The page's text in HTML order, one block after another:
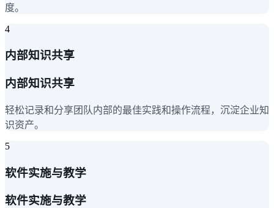
度。
4
内部知识共享
内部知识共享
轻松记录和分享团队内部的最佳实践和操作流程，沉淀企业知
识资产。
5
软件实施与教学
软件实施与教学